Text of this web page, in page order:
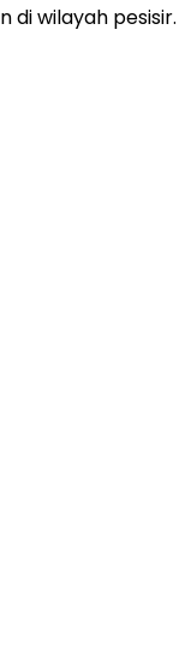
di wilayah pesisir.